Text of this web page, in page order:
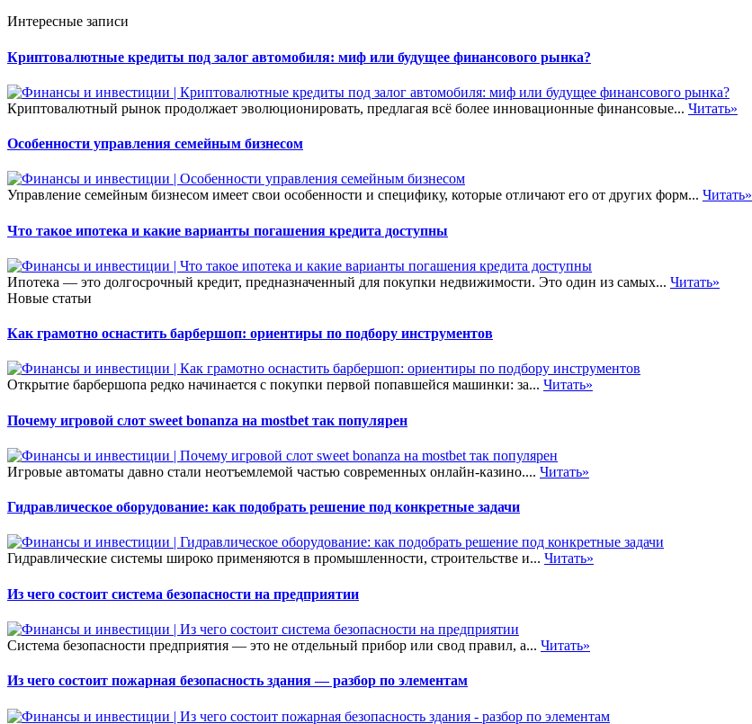
Интересные записи
Криптовалютные кредиты под залог автомобиля: миф или будущее финансового рынка?
Криптовалютный рынок продолжает эволюционировать, предлагая всё более инновационные финансовые... Читать»
Особенности управления семейным бизнесом
Управление семейным бизнесом имеет свои особенности и специфику, которые отличают его от других форм... Читать»
Что такое ипотека и какие варианты погашения кредита доступны
Ипотека — это долгосрочный кредит, предназначенный для покупки недвижимости. Это один из самых... Читать»
Новые статьи
Как грамотно оснастить барбершоп: ориентиры по подбору инструментов
Открытие барбершопа редко начинается с покупки первой попавшейся машинки: за... Читать»
Почему игровой слот sweet bonanza на mostbet так популярен
Игровые автоматы давно стали неотъемлемой частью современных онлайн-казино.... Читать»
Гидравлическое оборудование: как подобрать решение под конкретные задачи
Гидравлические системы широко применяются в промышленности, строительстве и... Читать»
Из чего состоит система безопасности на предприятии
Система безопасности предприятия — это не отдельный прибор или свод правил, а... Читать»
Из чего состоит пожарная безопасность здания — разбор по элементам